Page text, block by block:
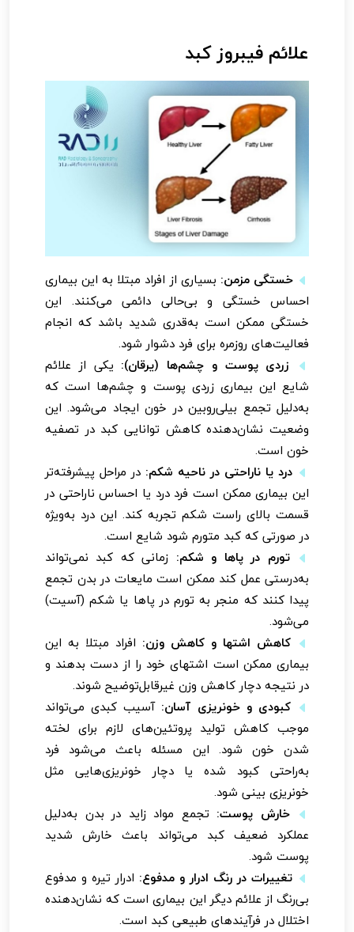
علائم فیبروز کبد
خستگی مزمن: بسیاری از افراد مبتلا به این بیماری
احساس خستگی و بی‌حالی دائمی می‌کنند. این
خستگی ممکن است به‌قدری شدید باشد که انجام
فعالیت‌های روزمره برای فرد دشوار شود.
زردی پوست و چشم‌ها (یرقان): یکی از علائم
شایع این بیماری زردی پوست و چشم‌ها است که
به‌دلیل تجمع بیلی‌روبین در خون ایجاد می‌شود. این
وضعیت نشان‌دهنده کاهش توانایی کبد در تصفیه
خون است.
درد یا ناراحتی در ناحیه شکم: در مراحل پیشرفته‌تر
این بیماری ممکن است فرد درد یا احساس ناراحتی در
قسمت بالای راست شکم تجربه کند. این درد به‌ویژه
در صورتی که کبد متورم شود شایع است.
تورم در پاها و شکم: زمانی که کبد نمی‌تواند
به‌درستی عمل کند ممکن است مایعات در بدن تجمع
پیدا کنند که منجر به تورم در پاها یا شکم (آسیت)
می‌شود.
کاهش اشتها و کاهش وزن: افراد مبتلا به این
بیماری ممکن است اشتهای خود را از دست بدهند و
در نتیجه دچار کاهش وزن غیرقابل‌توضیح شوند.
کبودی و خونریزی آسان: آسیب کبدی می‌تواند
موجب کاهش تولید پروتئین‌های لازم برای لخته
شدن خون شود. این مسئله باعث می‌شود فرد
به‌راحتی کبود شده یا دچار خونریزی‌هایی مثل
خونریزی بینی شود.
خارش پوست: تجمع مواد زاید در بدن به‌دلیل
عملکرد ضعیف کبد می‌تواند باعث خارش شدید
پوست شود.
تغییرات در رنگ ادرار و مدفوع: ادرار تیره و مدفوع
بی‌رنگ از علائم دیگر این بیماری است که نشان‌دهنده
اختلال در فرآیند‌های طبیعی کبد است.